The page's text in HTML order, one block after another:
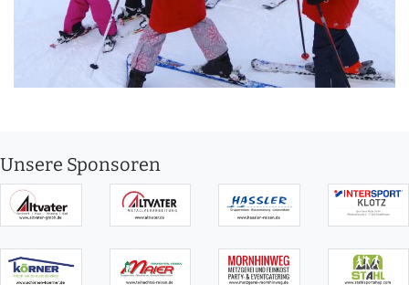
Unsere Sponsoren